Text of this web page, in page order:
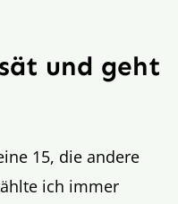
und geht
15, die andere
ich immer